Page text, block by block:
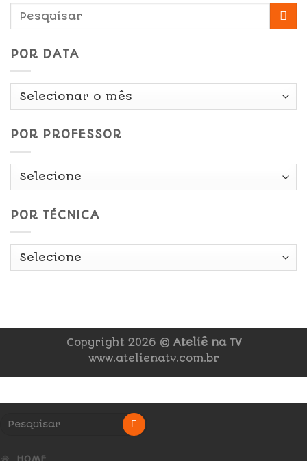
POR DATA
Por
POR PROFESSOR
POR TÉCNICA
Copyright 2026 © Ateliê na TV
www.atelienatv.com.br